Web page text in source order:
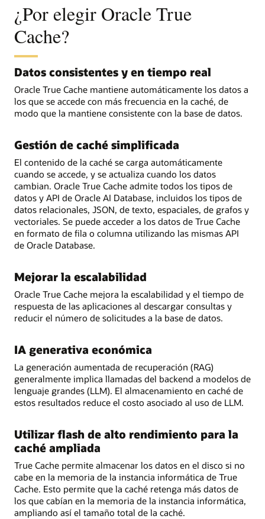
¿Por elegir Oracle True
Cache?
Datos consistentes y en tiempo real
Oracle True Cache mantiene automáticamente los datos a
los que se accede con más frecuencia en la caché, de
modo que la mantiene consistente con la base de datos.
Gestión de caché simplificada
El contenido de la caché se carga automáticamente
cuando se accede, y se actualiza cuando los datos
cambian. Oracle True Cache admite todos los tipos de
datos y API de Oracle AI Database, incluidos los tipos de
datos relacionales, JSON, de texto, espaciales, de grafos y
vectoriales. Se puede acceder a los datos de True Cache
en formato de fila o columna utilizando las mismas API
de Oracle Database.
Mejorar la escalabilidad
Oracle True Cache mejora la escalabilidad y el tiempo de
respuesta de las aplicaciones al descargar consultas y
reducir el número de solicitudes a la base de datos.
IA generativa económica
La generación aumentada de recuperación (RAG)
generalmente implica llamadas del backend a modelos de
lenguaje grandes (LLM). El almacenamiento en caché de
estos resultados reduce el costo asociado al uso de LLM.
Utilizar flash de alto rendimiento para la
caché ampliada
True Cache permite almacenar los datos en el disco si no
cabe en la memoria de la instancia informática de True
Cache. Esto permite que la caché retenga más datos de
los que cabían en la memoria de la instancia informática,
ampliando así el tamaño total de la caché.